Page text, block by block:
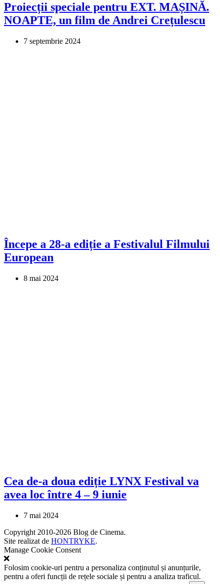
Proiecții speciale pentru EXT. MAȘINĂ.
NOAPTE, un film de Andrei Crețulescu
7 septembrie 2024
Începe a 28-a ediție a Festivalul Filmului
European
8 mai 2024
Cea de-a doua ediție LYNX Festival va
avea loc între 4 – 9 iunie
7 mai 2024
Copyright 2010-2026 Blog de Cinema.
Site realizat de HONTRYKE.
Manage Cookie Consent
Folosim cookie-uri pentru a personaliza conținutul și anunțurile,
pentru a oferi funcții de rețele sociale și pentru a analiza traficul.